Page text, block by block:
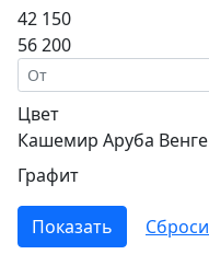
42 150
56 200
Цвет
Кашемир Аруба Венге
Графит